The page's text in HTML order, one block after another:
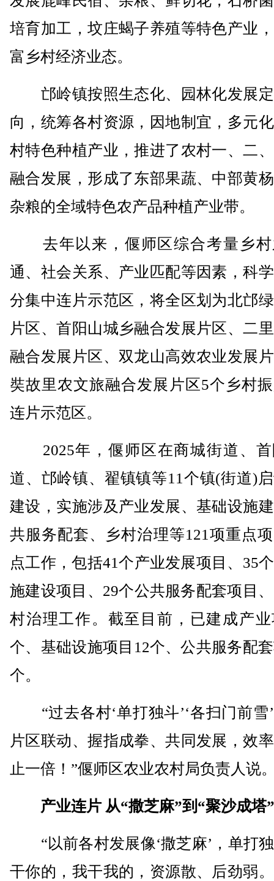
培育加工，坟庄蝎子养殖等特色产业
富乡村经济业态。
邙岭镇按照生态化、园林化发展
向，统筹各村资源，因地制宜，多元
村特色种植产业，推进了农村一、二
融合发展，形成了东部果蔬、中部黄
杂粮的全域特色农产品种植产业带。
去年以来，偃师区综合考量乡村
通、社会关系、产业匹配等因素，科
分集中连片示范区，将全区划为北邙
片区、首阳山城乡融合发展片区、二
融合发展片区、双龙山高效农业发展
奘故里农文旅融合发展片区5个乡村
连片示范区。
2025年，偃师区在商城街道、首
道、邙岭镇、翟镇镇等11个镇(街道)
建设，实施涉及产业发展、基础设施
共服务配套、乡村治理等121项重点
点工作，包括41个产业发展项目、35
施建设项目、29个公共服务配套项目
村治理工作。截至目前，已建成产业
个、基础设施项目12个、公共服务配
个。
“过去各村‘单打独斗’‘各扫门前雪
片区联动、握指成拳、共同发展，效
止一倍！”偃师区农业农村局负责人说
产业连片 从“撒芝麻”到“聚沙成塔”
“以前各村发展像‘撒芝麻’，单打
干你的，我干我的，资源散、后劲弱